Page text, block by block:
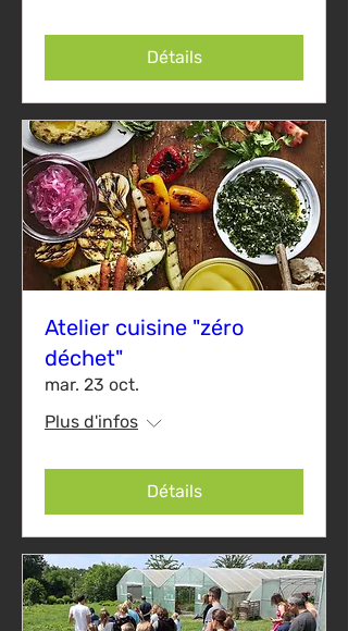
Détails
Atelier cuisine "zéro
déchet"
mar. 23 oct.
Plus d'infos
Détails